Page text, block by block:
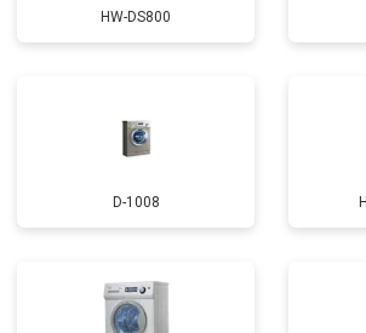
HW-DS800
D-1008